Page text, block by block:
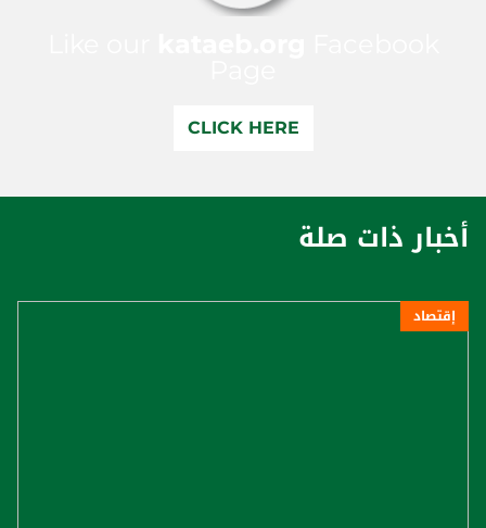
CLICK HERE
أخبار ذات صلة
إقتصاد